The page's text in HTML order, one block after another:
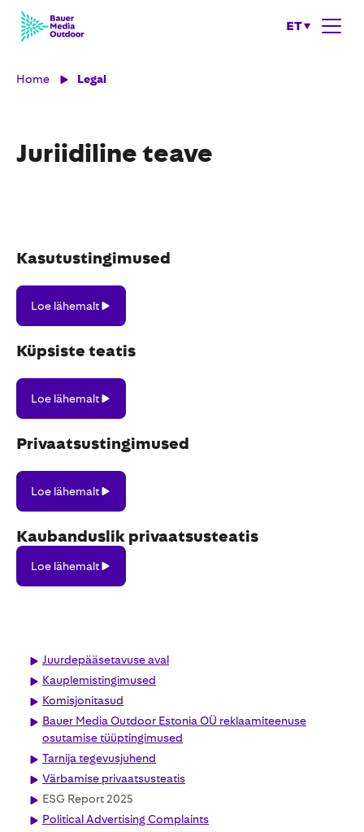
ET
Home Legal
Juriidiline teave
Kasutustingimused
lähemalt
Loe lähemalt
Küpsiste teatis
lähemalt
Loe lähemalt
Privaatsustingimused
lähemalt
Loe lähemalt
Kaubanduslik privaatsusteatis
lähemalt
Loe lähemalt
Juurdepääsetavuse aval
Kauplemistingimused
Komisjonitasud
Bauer Media Outdoor Estonia OÜ reklaamiteenuse
osutamise tüüptingimused
Tarnija tegevusjuhend
Värbamise privaatsusteatis
ESG Report 2025
Political Advertising Complaints